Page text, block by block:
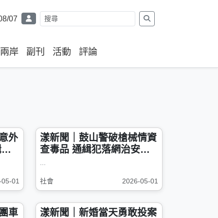
07
兩岸 副刊 活動 評論
外
01
漾新聞｜鼓山警破槍械情資
查毒品 通緝犯落網治安再
社會 2026-05-01
車 漾新聞｜新婚當天勇敢投案